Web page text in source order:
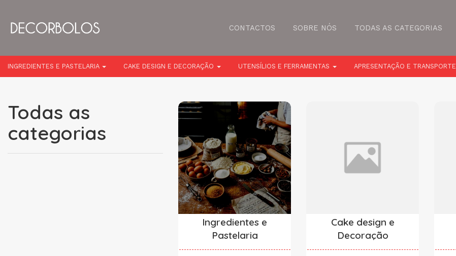
CONTACTOS SOBRE NÓS TODAS AS CATEGORIAS
INGREDIENTES E PASTELARIA CAKE DESIGN E DECORAÇÃO UTENSÍLIOS E FERRAMENTAS APRESENTAÇÃO E TRANSPORTE
Todas as
categorias
Todas
Ingredientes e
Pastelaria
Cake design e
Decoração